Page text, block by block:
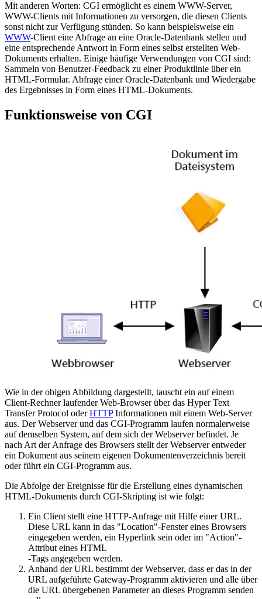
Mit anderen Worten: CGI ermöglicht es einem WWW-Server,
WWW-Clients mit Informationen zu versorgen, die diesen Clients
sonst nicht zur Verfügung stünden. So kann beispielsweise ein
WWW-Client eine Abfrage an eine Oracle-Datenbank stellen und
eine entsprechende Antwort in Form eines selbst erstellten Web-
Dokuments erhalten. Einige häufige Verwendungen von CGI sind:
Sammeln von Benutzer-Feedback zu einer Produktlinie über ein
HTML-Formular. Abfrage einer Oracle-Datenbank und Wiedergabe
des Ergebnisses in Form eines HTML-Dokuments.
Funktionsweise von CGI
Wie in der obigen Abbildung dargestellt, tauscht ein auf einem
Client-Rechner laufender Web-Browser über das Hyper Text
Transfer Protocol oderHTTPInformationen mit einem Web-Server
aus. Der Webserver und das CGI-Programm laufen normalerweise
auf demselben System, auf dem sich der Webserver befindet. Je
nach Art der Anfrage des Browsers stellt der Webserver entweder
ein Dokument aus seinem eigenen Dokumentenverzeichnis bereit
oder führt ein CGI-Programm aus.
Die Abfolge der Ereignisse für die Erstellung eines dynamischen
HTML-Dokuments durch CGI-Skripting ist wie folgt:
Ein Client stellt eine HTTP-Anfrage mit Hilfe einer URL.
Diese URL kann in das "Location"-Fenster eines Browsers
eingegeben werden, ein Hyperlink sein oder im "Action"-
Attribut eines HTML
-Tags angegeben werden.
Anhand der URL bestimmt der Webserver, dass er das in der
URL aufgeführte Gateway-Programm aktivieren und alle über
die URL übergebenen Parameter an dieses Programm senden